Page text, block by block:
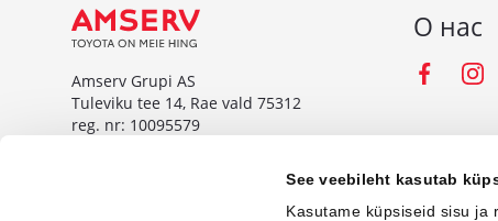
See veebileht kasutab
Kasutame küpsiseid sisu ja
Amserv Grupi AS
Tuleviku tee 14, Rae vald 75312
reg. nr: 10095579
О нас